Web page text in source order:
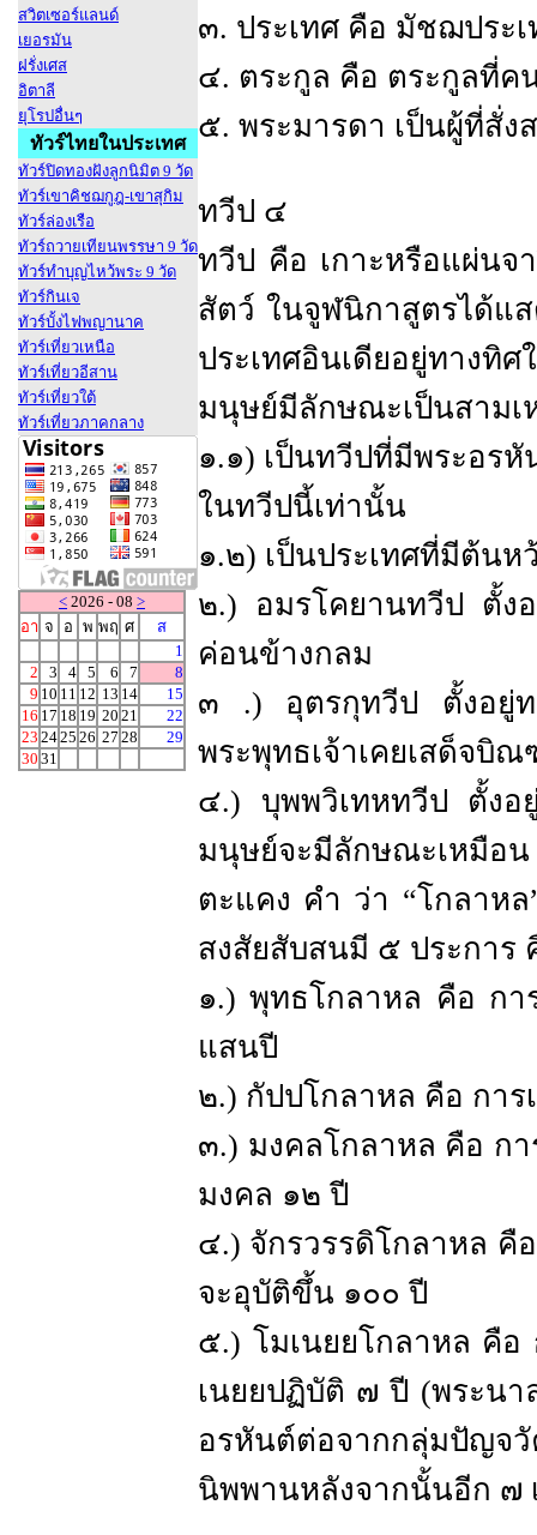
สวิตเซอร์แลนด์
เยอรมัน
ฝรั่งเศส
อิตาลี
ยุโรปอื่นๆ
ทัวร์ไทยในประเทศ
ทัวร์ปิดทองฝังลูกนิมิต 9 วัด
ทัวร์เขาคิชฌกูฎ-เขาสุกิม
ทัวร์ล่องเรือ
ทัวร์ถวายเทียนพรรษา 9 วัด
ทัวร์ทำบุญไหว้พระ 9 วัด
ทัวร์กินเจ
ทัวร์บั้งไฟพญานาค
ทัวร์เที่ยวเหนือ
ทัวร์เที่ยวอีสาน
ทัวร์เที่ยวใต้
ทัวร์เที่ยวภาคกลาง
< 2026 - 08 >
อา จ อ พ พฤ ศ
ส
1
2
3 4 5 6 7
8
9 10 11 12 13 14
15
16 17 18 19 20 21
22
23 2425 26 27 28
29
30 31
๓. ประเทศ คือ มัชฌประเ
๔. ตระกูล คือ ตระกูลที่ค
๕. พระมารดา เป็นผู้ที่สั่
ทวีป ๔
ทวีป คือ เกาะหรือแผ่นจ
สัตว์ ในจูฬนิกาสูตรได้แ
ประเทศอินเดียอยู่ทางทิ
มนุษย์มีลักษณะเป็นสามเ
๑.๑) เป็นทวีปที่มีพระอรหั
ในทวีปนี้เท่านั้น
๑.๒) เป็นประเทศที่มีต้น
๒.) อมรโคยานทวีป ตั้ง
ค่อนข้างกลม
๓ .) อุตรกุทวีป ตั้งอยู่ท
พระพุทธเจ้าเคยเสด็จบิ
๔.) บุพพวิเทหทวีป ตั้งอ
มนุษย์จะมีลักษณะเหมือ
ตะแคง คำ ว่า “โกลาห
สงสัยสับสนมี ๕ ประการ
๑.) พุทธโกลาหล คือ กา
แสนปี
๒.) กัปปโกลาหล คือ กา
๓.) มงคลโกลาหล คือ ก
มงคล ๑๒ ปี
๔.) จักรวรรดิโกลาหล คื
จะอุบัติขึ้น ๑๐๐ ปี
๕.) โมเนยยโกลาหล คือ
เนยยปฏิบัติ ๗ ปี (พระนา
อรหันต์ต่อจากกลุ่มปัญจ
นิพพานหลังจากนั้นอีก ๗